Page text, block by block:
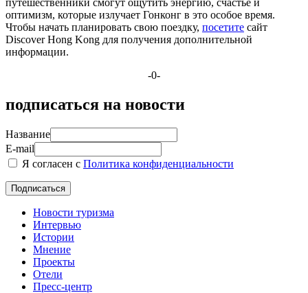
путешественники смогут ощутить энергию, счастье и
оптимизм, которые излучает Гонконг в это особое время.
Чтобы начать планировать свою поездку, посетите сайт
Discover Hong Kong для получения дополнительной
информации.
-0-
подписаться на новости
Название
E-mail
Я согласен с Политика конфиденциальности
Новости туризма
Интервью
Истории
Мнение
Проекты
Отели
Пресс-центр